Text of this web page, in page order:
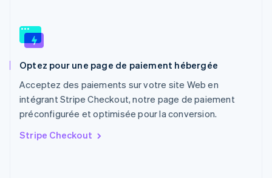
Optez pour une page de paiement hébergée
Acceptez des paiements sur votre site Web en
intégrant Stripe Checkout, notre page de paiement
préconfigurée et optimisée pour la conversion.
Stripe Checkout
République tchèque
English
English
Royaume-Uni
English
Singapour
English简体中文
English